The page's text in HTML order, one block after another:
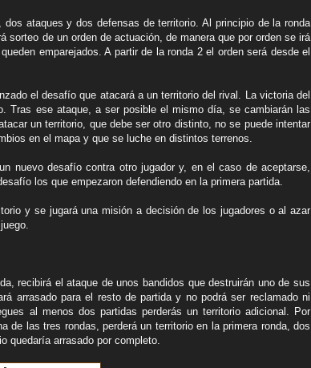
ataques y dos defensas de territorio. Al principio de la ronda
sorteo de un orden de actuación, de manera que por orden se irá
emparejados. A partir de la ronda 2 el orden será desde el
el desafío que atacará a un territorio del rival. La victoria del
Tras ese ataque, a ser posible el mismo día, se cambiarán las
un territorio, que debe ser otro distinto, no se puede intentar
en el mapa y que se luche en distintos terrenos.
nuevo desafío contra otro jugador y, en el caso de aceptarse,
los que empezaron defendiendo en la primera partida.
y se jugará una misión a decisión de los jugadores o al azar
recibirá el ataque de unos bandidos que destruirán uno de sus
arrasado para el resto de partida y no podrá ser reclamado ni
al menos dos partidas perderás un territorio adicional. Por
de las tres rondas, perderá un territorio en la primera ronda, dos
quedaría arrasado por completo.